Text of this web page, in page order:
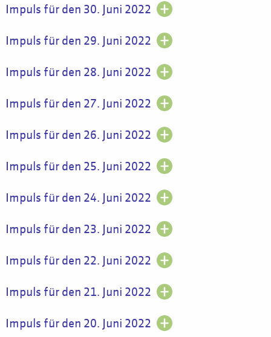
Impuls für den 30. Juni 2022
Impuls für den 29. Juni 2022
Impuls für den 28. Juni 2022
Impuls für den 27. Juni 2022
Impuls für den 26. Juni 2022
Impuls für den 25. Juni 2022
Impuls für den 24. Juni 2022
Impuls für den 23. Juni 2022
Impuls für den 22. Juni 2022
Impuls für den 21. Juni 2022
Impuls für den 20. Juni 2022